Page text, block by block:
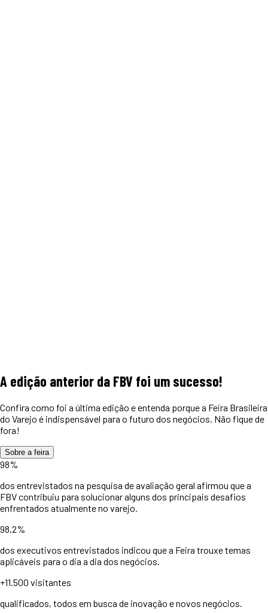
A edição anterior da FBV foi um sucesso!
Confira como foi a última edição e entenda porque a Feira Brasileira
do Varejo é indispensável para o futuro dos negócios. Não fique de
fora!
Sobre a feira
98%
dos entrevistados na pesquisa de avaliação geral afirmou que a
FBV contribuiu para solucionar alguns dos principais desafios
enfrentados atualmente no varejo.
98,2%
dos executivos entrevistados indicou que a Feira trouxe temas
aplicáveis para o dia a dia dos negócios.
+11.500 visitantes
qualificados, todos em busca de inovação e novos negócios.